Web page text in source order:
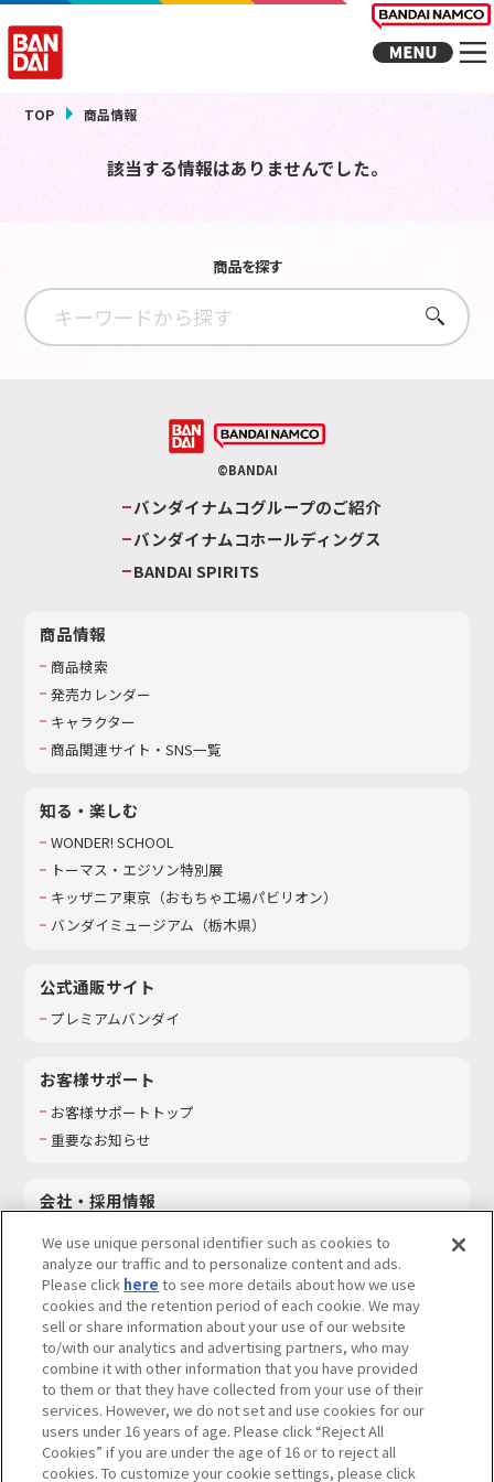
TOP 商品情報
該当する情報はありませんでした。
商品を探す
さがす
©BANDAI
バンダイナムコグループのご紹介
バンダイナムコホールディングス
BANDAI SPIRITS
商品情報
商品検索
発売カレンダー
キャラクター
商品関連サイト・SNS一覧
知る・楽しむ
WONDER! SCHOOL
トーマス・エジソン特別展
キッザニア東京（おもちゃ工場パビリオン）​
バンダイミュージアム（栃木県）
公式通販サイト
プレミアムバンダイ
お客様サポート
お客様サポートトップ
重要なお知らせ
会社・採用情報
採用情報
サステナビリティ
お問い合わせ
ウェブサイトご利用条件 ソーシャルメディアポリシー
個人情報及び特定個人情報等の取り扱いに関する保護方針
We use unique personal identifier such as cookies to
analyze our traffic and to personalize content and ads.
Please click here to see more details about how we use
cookies and the retention period of each cookie. We may
sell or share information about your use of our website
to/with our analytics and advertising partners, who may
combine it with other information that you have provided
to them or that they have collected from your use of their
services. However, we do not set and use cookies for our
users under 16 years of age. Please click “Reject All
Cookies” if you are under the age of 16 or to reject all
cookies. To customize your cookie settings, please click